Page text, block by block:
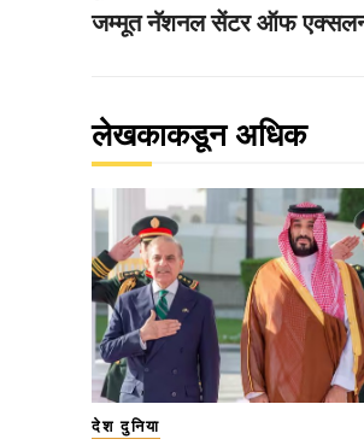
जम्मूत नॅशनल सेंटर ऑफ
लेखकाकडून अधिक
देश दुनिया